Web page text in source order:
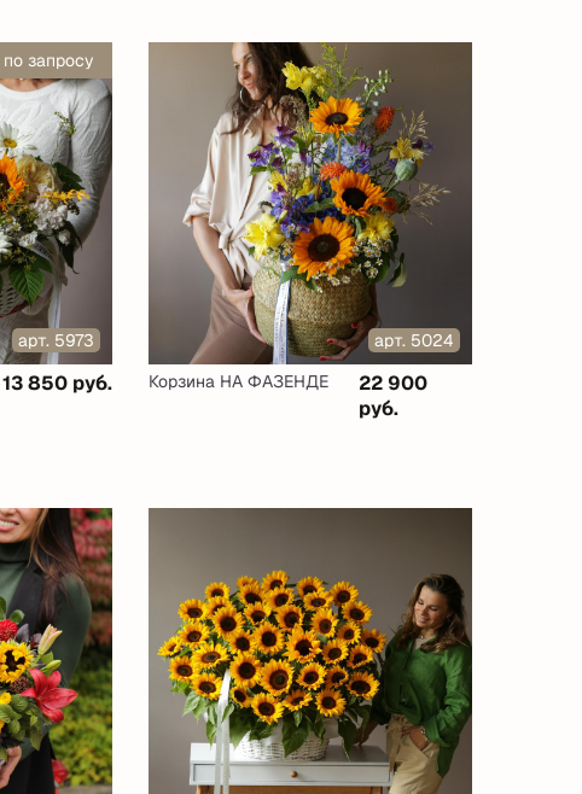
арт. 5973
по запросу
13 850 руб.
арт. 5024
Корзина НА ФАЗЕНДЕ
22 900
руб.